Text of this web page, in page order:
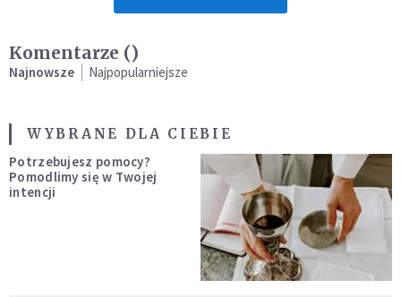
Komentarze ()
Najnowsze Najpopularniejsze
WYBRANE DLA CIEBIE
Potrzebujesz pomocy?
Pomodlimy się w Twojej
intencji